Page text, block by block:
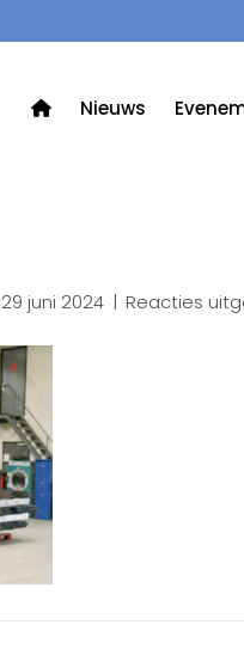
Nieuws
29 juni 2024 | Reacties